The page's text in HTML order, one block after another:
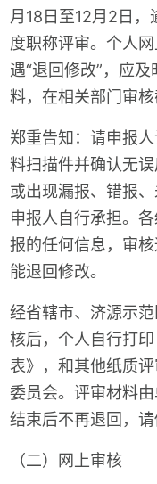
月18日至12月2日
度职称评审。个人
遇“退回修改”，应
料，在相关部门审核
郑重告知：请申报
料扫描件并确认无误
或出现漏报、错报
申报人自行承担。
报的任何信息，审
能退回修改。
经省辖市、济源示
核后，个人自行打
表》，和其他纸质
委员会。评审材料
结束后不再退回，请
（二）网上审核